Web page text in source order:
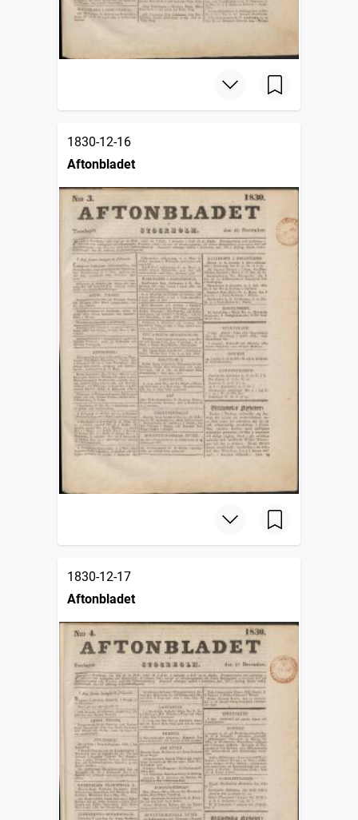
1830-12-16
Aftonbladet
1830-12-17
Aftonbladet